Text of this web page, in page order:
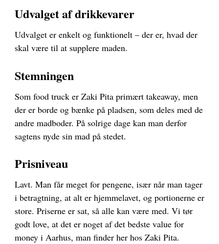
Udvalget af drikkevarer
Udvalget er enkelt og funktionelt – der er, hvad der
skal være til at supplere maden.
Stemningen
Som food truck er Zaki Pita primært takeaway, men
der er borde og bænke på pladsen, som deles med de
andre madboder. På solrige dage kan man derfor
sagtens nyde sin mad på stedet.
Prisniveau
Lavt. Man får meget for pengene, især når man tager
i betragtning, at alt er hjemmelavet, og portionerne er
store. Priserne er sat, så alle kan være med. Vi tør
godt love, at det er noget af det bedste value for
money i Aarhus, man finder her hos Zaki Pita.